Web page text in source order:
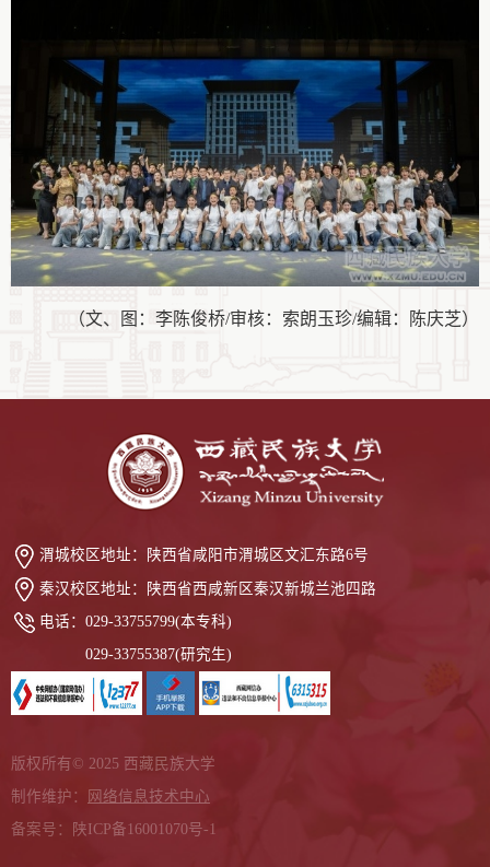
（文、图： 李陈俊桥/审核： 索朗玉珍/编辑：陈庆芝）
渭城校区地址： 陕西省咸阳市渭城区文汇东路6号
秦汉校区地址： 陕西省西咸新区秦汉新城兰池四路
电话： 029-33755799(本专科)
029-33755387(研究生)
版权所有© 2025 西藏民族大学
制作维护：
网络信息技术中心
备案号：陕ICP备16001070号-1